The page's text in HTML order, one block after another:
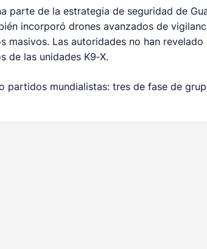
parte de la estrategia de seguridad de
incorporó drones avanzados de
masivos. Las autoridades no han revelado
de las unidades K9‑X.
partidos mundialistas: tres de fase de